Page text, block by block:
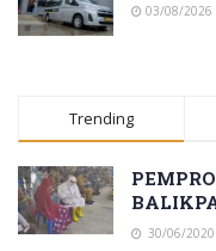
03/08/2026
Trending
30/06/2020